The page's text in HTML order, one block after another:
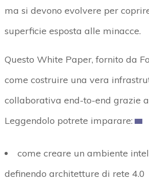
ma si devono evolvere per
superficie esposta alle minacce.
Questo White Paper, fornito da
come costruire una vera
collaborativa end-to-end grazie
Leggendolo potrete imparare:
come creare un ambiente
definendo architetture di rete 4.0